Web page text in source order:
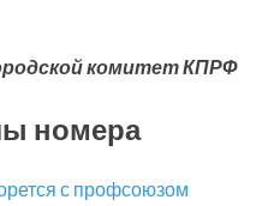
комитет КПРФ
номера
с профсоюзом